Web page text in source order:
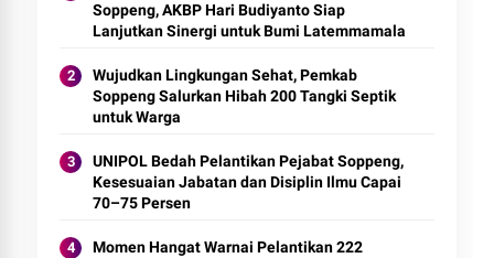
Soppeng, AKBP Hari Budiyanto Siap
Lanjutkan Sinergi untuk Bumi Latemmamala
Wujudkan Lingkungan Sehat, Pemkab
Soppeng Salurkan Hibah 200 Tangki Septik
untuk Warga
UNIPOL Bedah Pelantikan Pejabat Soppeng,
Kesesuaian Jabatan dan Disiplin Ilmu Capai
70–75 Persen
Momen Hangat Warnai Pelantikan 222